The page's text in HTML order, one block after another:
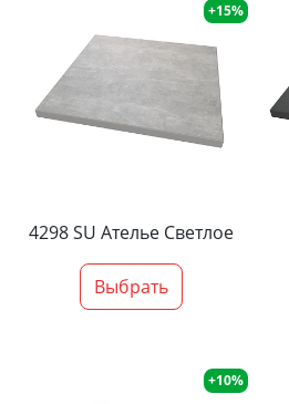
+15%
4298 SU Ателье Светлое
Выбрать
+10%